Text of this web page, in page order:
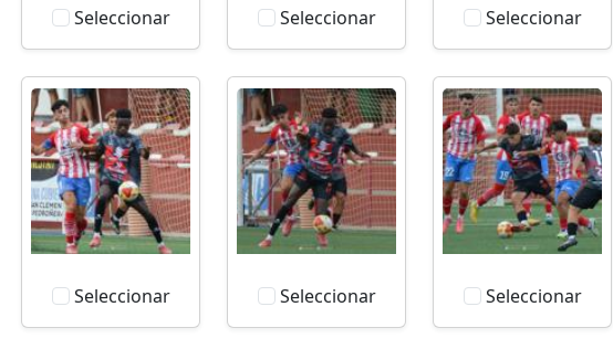
Seleccionar Seleccionar Seleccionar
Seleccionar Seleccionar Seleccionar